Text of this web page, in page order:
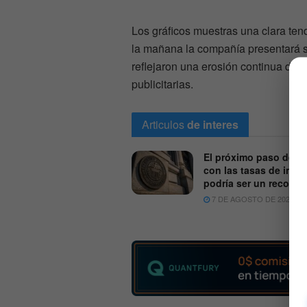
Los gráficos muestras una clara
la mañana la compañía presentará
reflejaron una erosión continua de
publicitarias.
Articulosde interes
El próximo paso de la
con las tasas de
podría ser un recorte
7 DE AGOSTO DE 2026